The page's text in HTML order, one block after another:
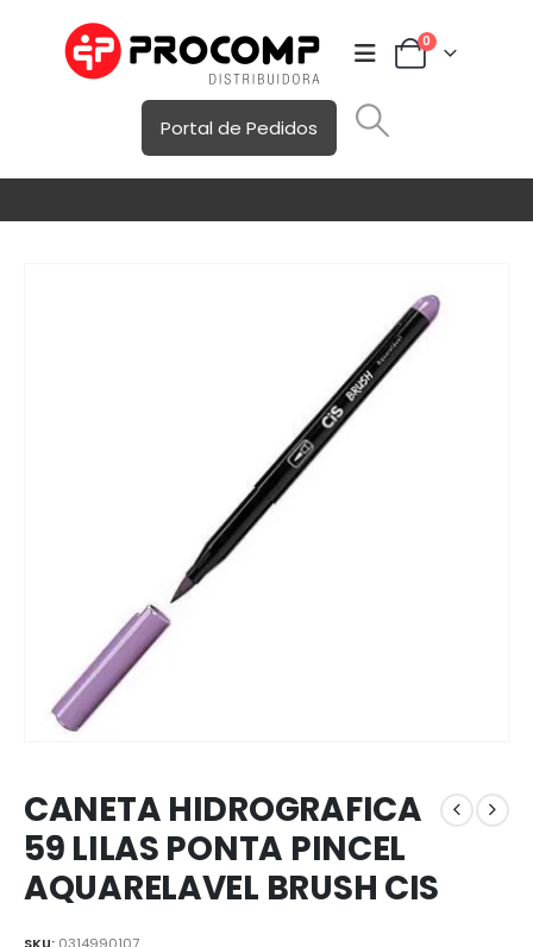
0
Portal de Pedidos
CANETA HIDROGRAFICA
59 LILAS PONTA PINCEL
AQUARELAVEL BRUSH CIS